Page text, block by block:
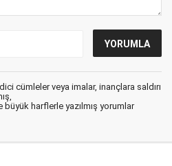
cümleler veya imalar, inançlara saldırı
harflerle yazılmış yorumlar